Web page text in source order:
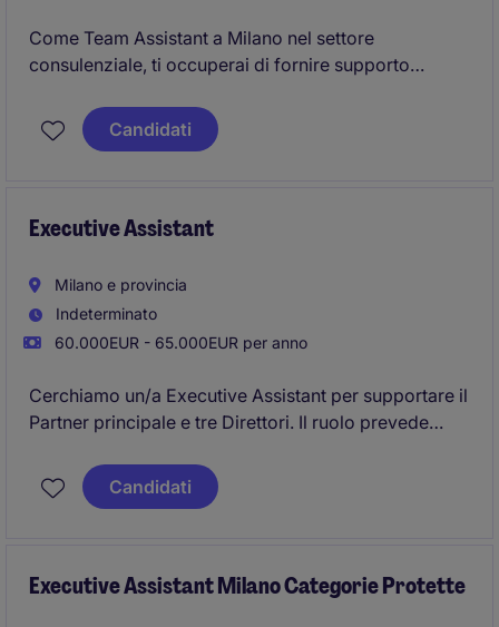
Come Team Assistant a Milano nel settore
consulenziale, ti occuperai di fornire supporto
garantendo il buon funzionamento delle attività
quotidiane. Il ruolo richiede ottime capacità di
Candidati
Executive Assistant
Milano e provincia
Indeterminato
60.000EUR - 65.000EUR per anno
Cerchiamo un/a Executive Assistant per supportare il
Partner principale e tre Direttori. Il ruolo prevede
dell'ufficio.Candidati
Executive Assistant Milano Categorie Protette